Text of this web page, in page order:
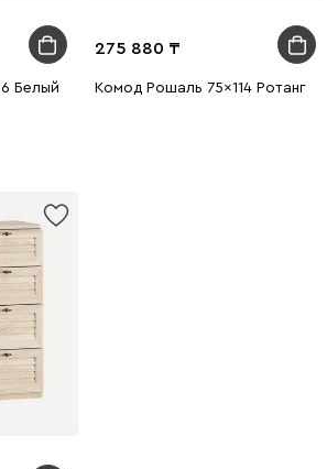
Белый
275 880
Комод Рошаль 75x114 Ротанг